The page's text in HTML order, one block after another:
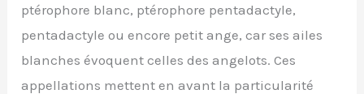
ptérophore blanc, ptérophore pentadactyle,
pentadactyle ou encore petit ange, car ses ailes
blanches évoquent celles des angelots. Ces
appellations mettent en avant la particularité